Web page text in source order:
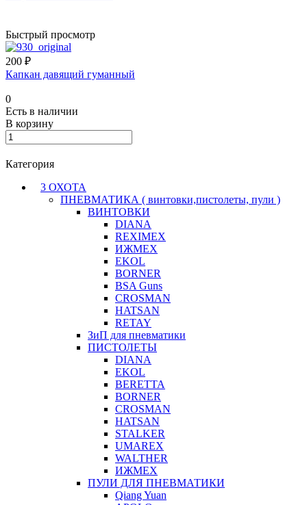
Быстрый просмотр
200 ₽
Капкан давящий гуманный
0
Есть в наличии
В корзину
Категория
3 ОХОТА
ПНЕВМАТИКА ( винтовки,пистолеты, пули )
ВИНТОВКИ
DIANA
REXIMEX
ИЖМЕХ
EKOL
BORNER
BSA Guns
CROSMAN
HATSAN
RETAY
ЗиП для пневматики
ПИСТОЛЕТЫ
DIANA
EKOL
BERETTA
BORNER
CROSMAN
HATSAN
STALKER
UMAREX
WALTHER
ИЖМЕХ
ПУЛИ ДЛЯ ПНЕВМАТИКИ
Qiang Yuan